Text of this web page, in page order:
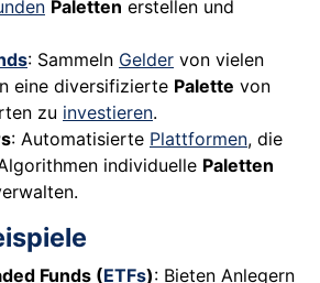
Paletten erstellen und
: Sammeln Gelder von vielen
eine diversifizierte Palette von
zu investieren.
: Automatisierte Plattformen, die
individuelle Paletten
Funds (ETFs): Bieten Anlegern